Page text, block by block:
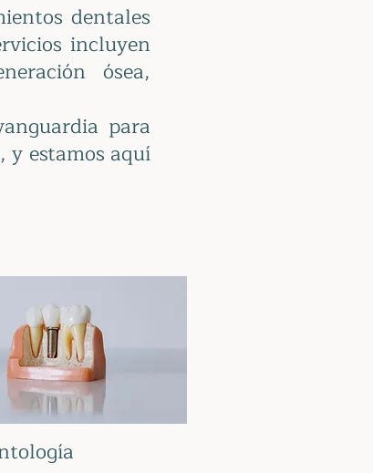
dentales
incluyen
ósea,
para
estamos aquí